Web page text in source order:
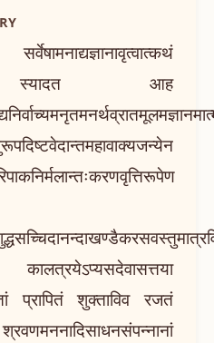
स्यादत आह
प्रापितं शुक्ताविव रजतं